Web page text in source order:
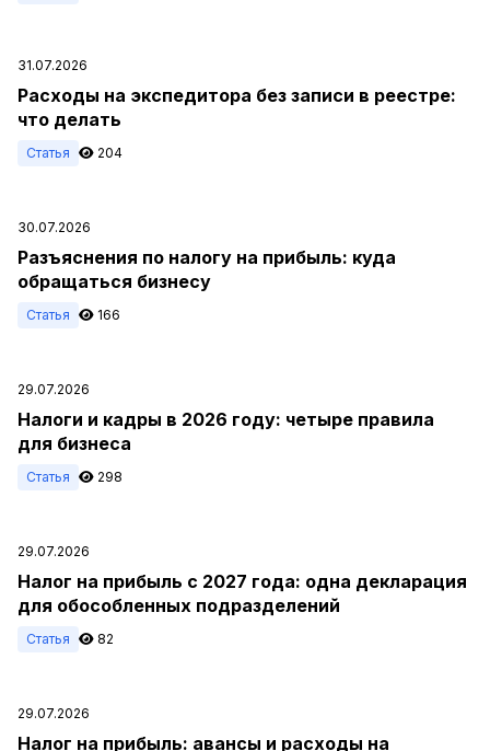
31.07.2026
Расходы на экспедитора без записи в реестре:
что делать
Статья 204
30.07.2026
Разъяснения по налогу на прибыль: куда
обращаться бизнесу
Статья 166
29.07.2026
Налоги и кадры в 2026 году: четыре правила
для бизнеса
Статья 298
29.07.2026
Налог на прибыль с 2027 года: одна декларация
для обособленных подразделений
Статья 82
29.07.2026
Налог на прибыль: авансы и расходы на